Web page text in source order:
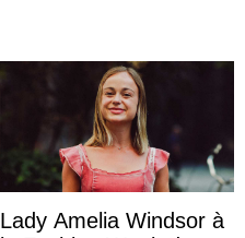
Lady Amelia Windsor à